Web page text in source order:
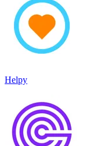
Helpy